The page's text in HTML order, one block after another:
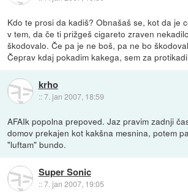
Kdo te prosi da kadiš? Obnašaš se, kot da je
v tem, da če ti prižgeš cigareto zraven
škodovalo. Če pa je ne boš, pa ne bo
Čeprav kdaj pokadim kakega, sem za
krho
::7. jan 2007, 18:59
AFAIk popolna prepoved. Jaz pravim zadnji
domov prekajen kot kakšna mesnina, potem
"luftam" bundo.
Super Sonic
::7. jan 2007, 19:05